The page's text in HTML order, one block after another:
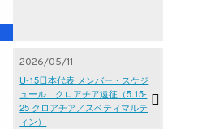
2026/05/11
U-15日本代表 メンバー・スケジ
ュール クロアチア遠征（5.15-
25 クロアチア／スベティマルテ
ィン）